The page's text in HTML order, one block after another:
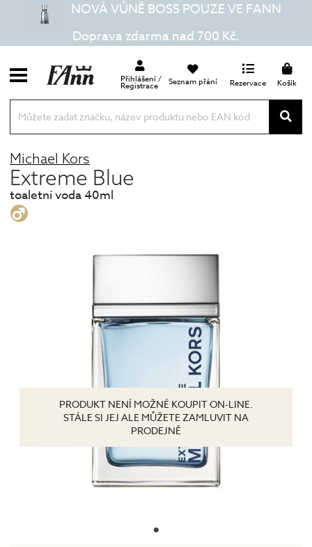
NOVÁ VŮNĚ BOSS POUZE VE FANN
Doprava zdarma nad 700 Kč.
Přihlášení /
Registrace Seznam přání Rezervace Košík
Michael Kors
Extreme Blue
toaletní voda 40ml
PRODUKT NENÍ MOŽNÉ KOUPIT ON-LINE.
STÁLE SI JEJ ALE MŮŽETE ZAMLUVIT NA
PRODEJNĚ